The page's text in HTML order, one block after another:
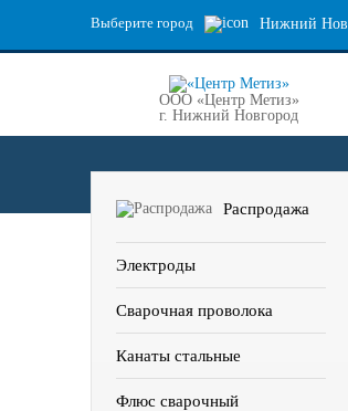
Выберите город Нижний
ООО «Центр Метиз»
г. Нижний Новгород
Распродажа
Электроды
Сварочная проволока
Канаты стальные
Флюс сварочный